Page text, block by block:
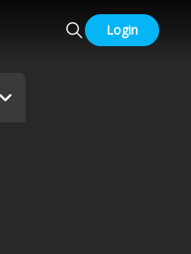
Login